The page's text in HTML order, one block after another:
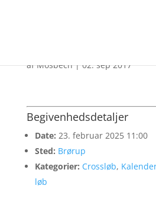
• DGI Crossløb
afMosbech|02. sep 2017
Begivenhedsdetaljer
Date: 23. februar 2025 11:00
Sted: Brørup
Kategorier: Crossløb,
løb